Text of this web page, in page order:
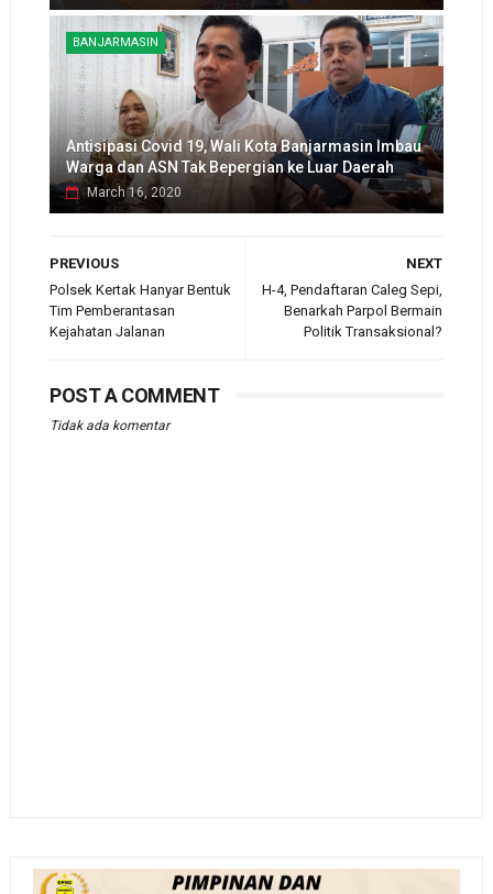
BANJARMASIN
Antisipasi Covid 19, Wali Kota Banjarmasin Imbau
Warga dan ASN Tak Bepergian ke Luar Daerah
March 16, 2020
NEXT
H-4, Pendaftaran Caleg Sepi,
Benarkah Parpol Bermain
Politik Transaksional?
PREVIOUS
Polsek Kertak Hanyar Bentuk
Tim Pemberantasan
Kejahatan Jalanan
POST A COMMENT
Tidak ada komentar